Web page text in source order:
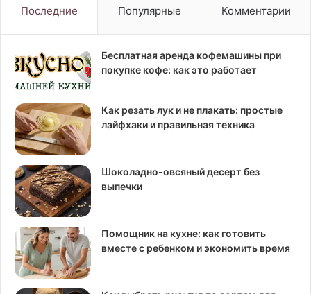
Последние Популярные Комментарии
Бесплатная аренда кофемашины при
покупке кофе: как это работает
Как резать лук и не плакать: простые
лайфхаки и правильная техника
Шоколадно-овсяный десерт без
выпечки
Помощник на кухне: как готовить
вместе с ребенком и экономить время